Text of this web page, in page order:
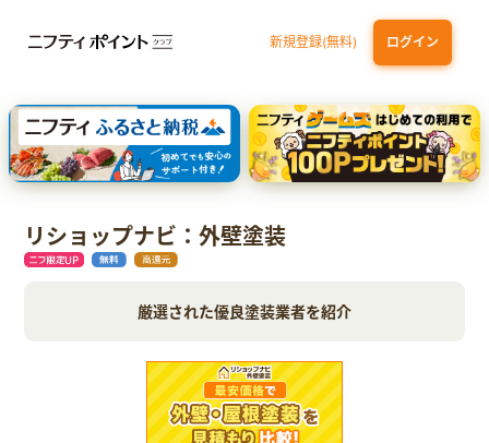
新規登録(無料) ログイン
三井住友カード ゴールド（NL）（家族カード発行） dカード GOLD
【実質初月無料】DMM | Disney+(ディズニープラス) セットプラン
SBI証券 確定拠出年金（iDeCo）
リショップナビ：外壁塗装
厳選された優良塗装業者を紹介